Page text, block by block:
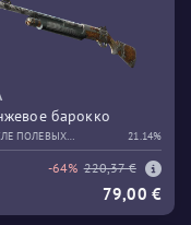
барокко
ПОЛЕВЫХ
21.14%
-64% 220,37 €
79,00 €